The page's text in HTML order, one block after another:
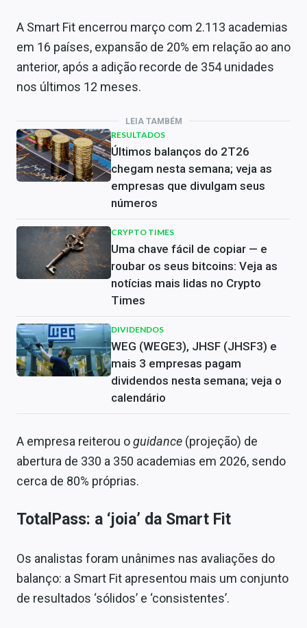
A Smart Fit encerrou março com 2.113 academias
em 16 países, expansão de 20% em relação ao ano
anterior, após a adição recorde de 354 unidades
nos últimos 12 meses.
LEIA TAMBÉM
RESULTADOS
Últimos balanços do 2T26
chegam nesta semana; veja as
empresas que divulgam seus
números
CRYPTO TIMES
Uma chave fácil de copiar — e
roubar os seus bitcoins: Veja as
notícias mais lidas no Crypto
Times
DIVIDENDOS
WEG (WEGE3), JHSF (JHSF3) e
mais 3 empresas pagam
dividendos nesta semana; veja o
calendário
A empresa reiterou oguidance (projeção) de
abertura de 330 a 350 academias em 2026, sendo
cerca de 80% próprias.
TotalPass: a ‘joia’ da Smart Fit
Os analistas foram unânimes nas avaliações do
balanço: a Smart Fit apresentou mais um conjunto
de resultados ‘sólidos’ e ‘consistentes’.